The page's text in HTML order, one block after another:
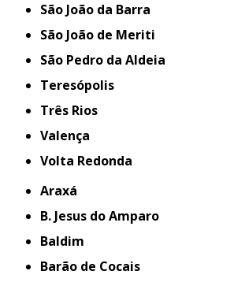
São João da Barra
São João de Meriti
São Pedro da Aldeia
Teresópolis
Três Rios
Valença
Volta Redonda
Araxá
B. Jesus do Amparo
Baldim
Barão de Cocais